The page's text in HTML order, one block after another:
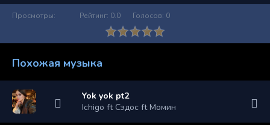
Просмотры: Рейтинг: 0.0 Голосов: 0
Похожая музыка
Yok yok pt2
Ichigo ft Сэдос ft Момин